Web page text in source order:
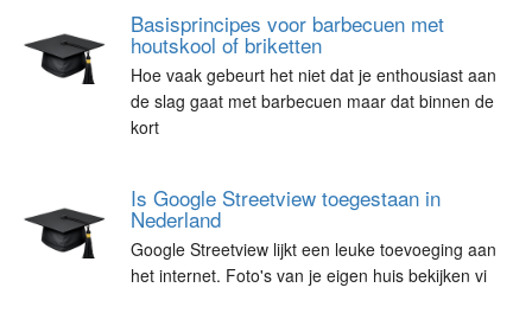
Basisprincipes voor barbecuen met
houtskool of briketten
Hoe vaak gebeurt het niet dat je enthousiast aan
de slag gaat met barbecuen maar dat binnen de
kort
Is Google Streetview toegestaan in
Nederland
Google Streetview lijkt een leuke toevoeging aan
het internet. Foto's van je eigen huis bekijken vi